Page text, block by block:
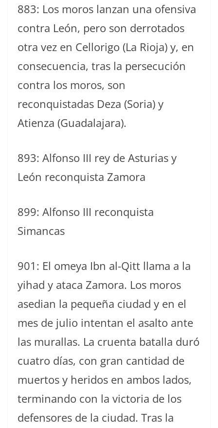
883: Los moros lanzan una ofensiva
contra León, pero son derrotados
otra vez en Cellorigo (La Rioja) y, en
consecuencia, tras la persecución
contra los moros, son
reconquistadas Deza (Soria) y
Atienza (Guadalajara).
893: Alfonso III rey de Asturias y
León reconquista Zamora
899: Alfonso III reconquista
Simancas
901: El omeya Ibn al-Qitt llama a la
yihad y ataca Zamora. Los moros
asedian la pequeña ciudad y en el
mes de julio intentan el asalto ante
las murallas. La cruenta batalla duró
cuatro días, con gran cantidad de
muertos y heridos en ambos lados,
terminando con la victoria de los
defensores de la ciudad. Tras la